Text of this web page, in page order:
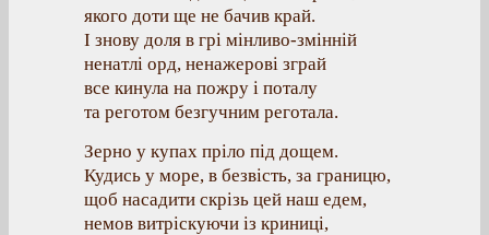
якого доти ще не бачив край.
І знову доля в грі мінливо-змінній
ненатлі орд, ненажерові зграй
все кинула на пожру і поталу
та реготом безгучним реготала.
Зерно у купах пріло під дощем.
Кудись у море, в безвість, за границю,
щоб насадити скрізь цей наш едем,
немов витріскуючи із криниці,